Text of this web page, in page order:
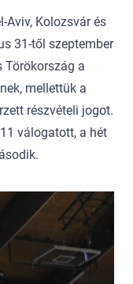
Aviv, Kolozsvár és
31-től szeptember
Törökország a
mellettük a
részvételi jogot.
válogatott, a hét